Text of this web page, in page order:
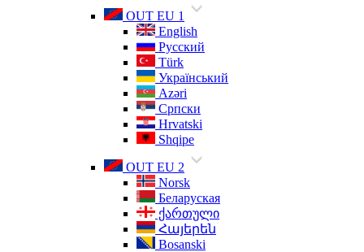
OUT EU 1
English
Русский
Türk
Український
Azəri
Српски
Hrvatski
Shqipe
OUT EU 2
Norsk
Беларуская
ქართული
Հայերեն
Bosanski